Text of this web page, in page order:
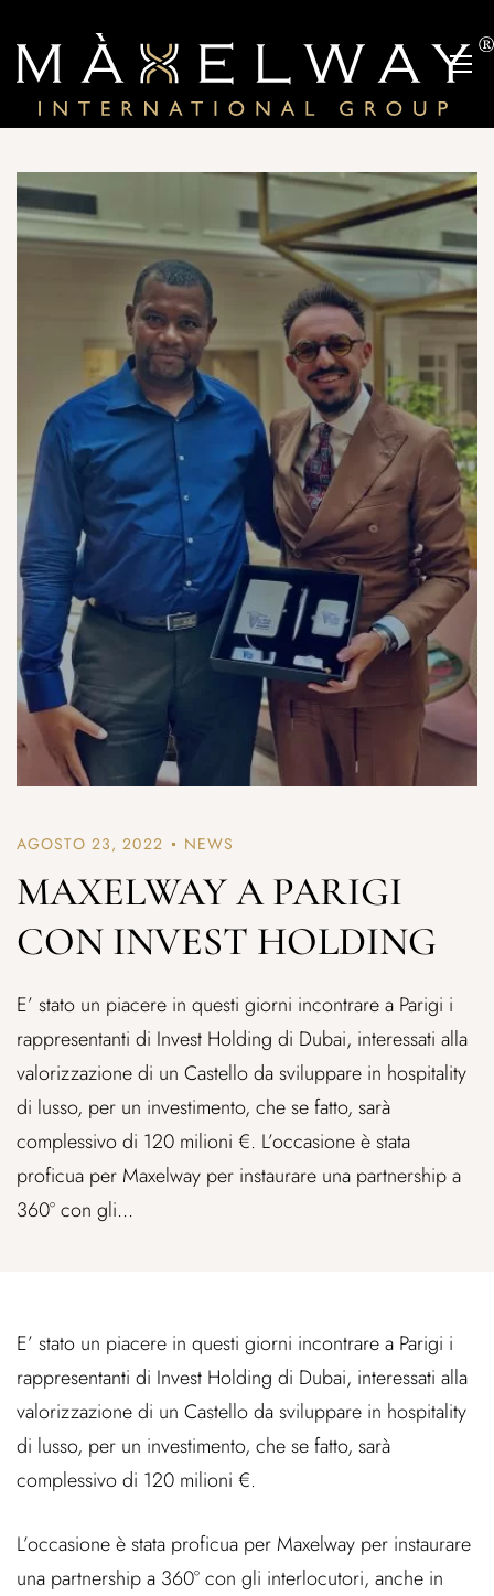
AGOSTO 23, 2022 NEWS
MAXELWAY A PARIGI
CON INVEST HOLDING
E’ stato un piacere in questi giorni incontrare a Parigi i
rappresentanti di Invest Holding di Dubai, interessati alla
valorizzazione di un Castello da sviluppare in hospitality
di lusso, per un investimento, che se fatto, sarà
complessivo di 120 milioni €. L’occasione è stata
proficua per Maxelway per instaurare una partnership a
360° con gli...
E’ stato un piacere in questi giorni incontrare a Parigi i
rappresentanti di Invest Holding di Dubai, interessati alla
valorizzazione di un Castello da sviluppare in hospitality
di lusso, per un investimento, che se fatto, sarà
complessivo di 120 milioni €.
L’occasione è stata proficua per Maxelway per instaurare
una partnership a 360° con gli interlocutori, anche in